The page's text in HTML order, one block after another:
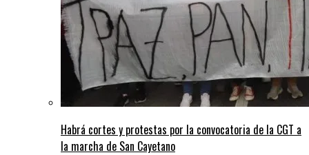
Habrá cortes y protestas por la convocatoria de la CGT a
la marcha de San Cayetano